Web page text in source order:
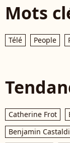
Mots
Télé People
Catherine Frot
Benjamin Castaldi